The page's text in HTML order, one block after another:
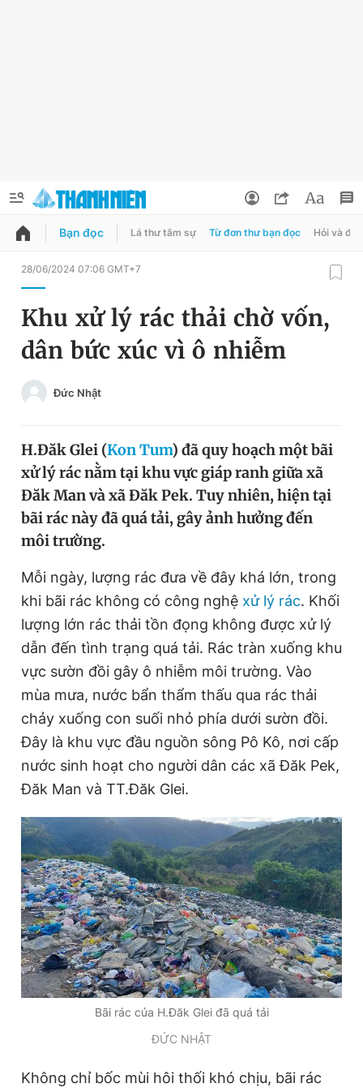
QUẢNG CÁO
Chuyên mục
Chuyên mục khác
Tin thị trường Tin 360
Video Magazine
Sản phẩm khác
Tiện ích Bạn cần biết
Thông tin tòa soạn Liên hệ quảng cáo
Đọc Thanh Niên trên điện thoại
Theo dõi báo trên
Hotline
0906 645 777
Liên hệ quảng cáo
0908 780 404
Đặt báo Quảng cáo RSS Tòa soạn Chính sách bảo
Tổng biên tập: Nguyễn Ngọc Toàn
Phó tổng biên tập thường trực: Hải Thành
Tổng thư ký tòa soạn: Đức Trung
Đổi mật khẩu
Tin đã lưu
Tin đã xem
Đăng xuất
Bạn đọc Lá thư tâm sự Từ đơn thư bạn đọc Hỏi và đáp
28/06/2024 07:06 GMT+7
Khu xử lý rác thải chờ vốn,
dân bức xúc vì ô nhiễm
Đức Nhật
H.Đăk Glei (Kon Tum) đã quy hoạch một bãi
xử lý rác nằm tại khu vực giáp ranh giữa xã
Đăk Man và xã Đăk Pek. Tuy nhiên, hiện tại
bãi rác này đã quá tải, gây ảnh hưởng đến
môi trường.
Mỗi ngày, lượng rác đưa về đây khá lớn, trong
khi bãi rác không có công nghệ xử lý rác. Khối
lượng lớn rác thải tồn đọng không được xử lý
dẫn đến tình trạng quá tải. Rác tràn xuống khu
vực sườn đồi gây ô nhiễm môi trường. Vào
mùa mưa, nước bẩn thẩm thấu qua rác thải
chảy xuống con suối nhỏ phía dưới sườn đồi.
Đây là khu vực đầu nguồn sông Pô Kô, nơi cấp
nước sinh hoạt cho người dân các xã Đăk Pek,
Đăk Man và TT.Đăk Glei.
Bãi rác của H.Đăk Glei đã quá tải
ĐỨC NHẬT
Không chỉ bốc mùi hôi thối khó chịu, bãi rác